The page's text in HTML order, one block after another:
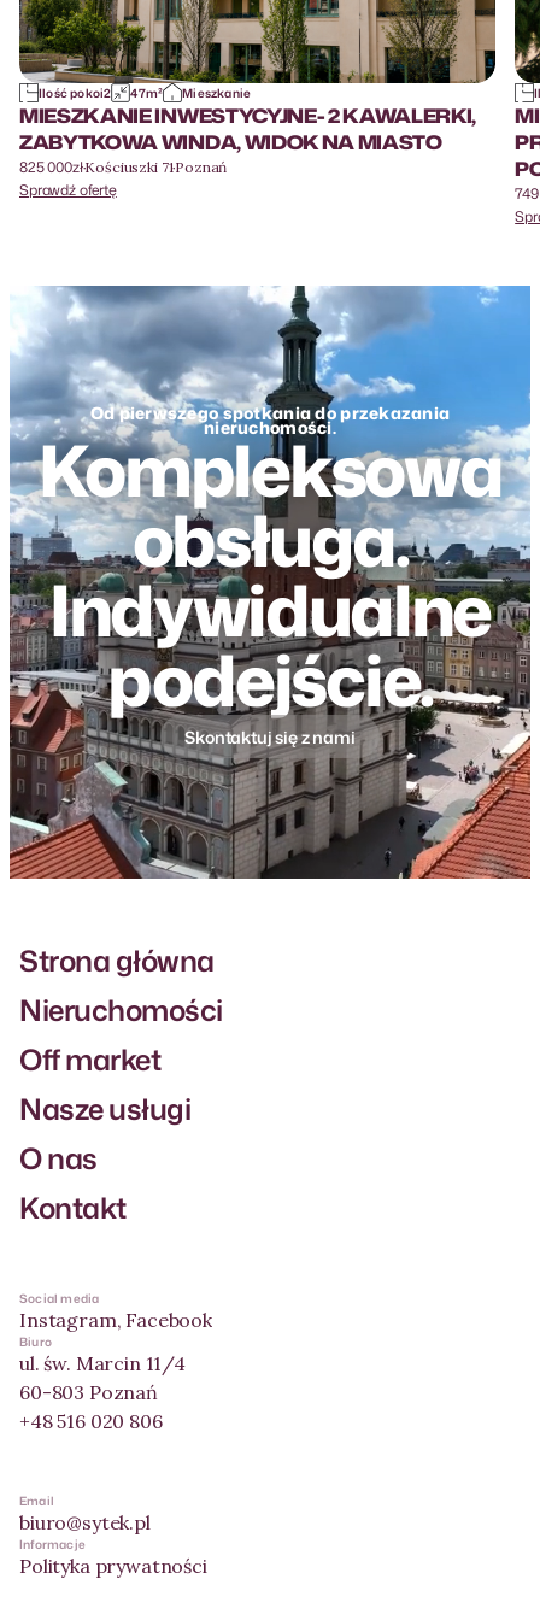
Ilość pokoi2 47m² Mieszkanie
MIESZKANIE INWESTYCYJNE- 2 KAWALERKI,
ZABYTKOWA WINDA, WIDOK NA MIASTO
825 000zł·Kościuszki 71·Poznań
Sprawdź ofertę
Od pierwszego spotkania do przekazania
nieruchomości.
Kompleksowa
obsługa.
Indywidualne
podejście.
Skontaktuj się z nami
Strona główna
Nieruchomości
Off market
Nasze usługi
O nas
Kontakt
Social media
Instagram, Facebook
Biuro
ul. św. Marcin 11/4
60-803 Poznań
+48 516 020 806
Email
biuro@sytek.pl
Informacje
Polityka prywatności